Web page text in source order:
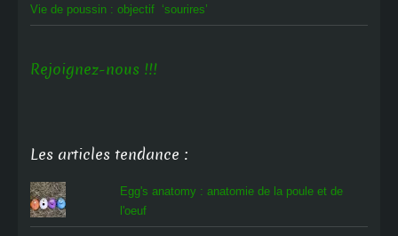
Vie de poussin : objectif ‘sourires’
Rejoignez-nous !!!
Les articles tendance :
Egg's anatomy : anatomie de la poule et de
l'oeuf